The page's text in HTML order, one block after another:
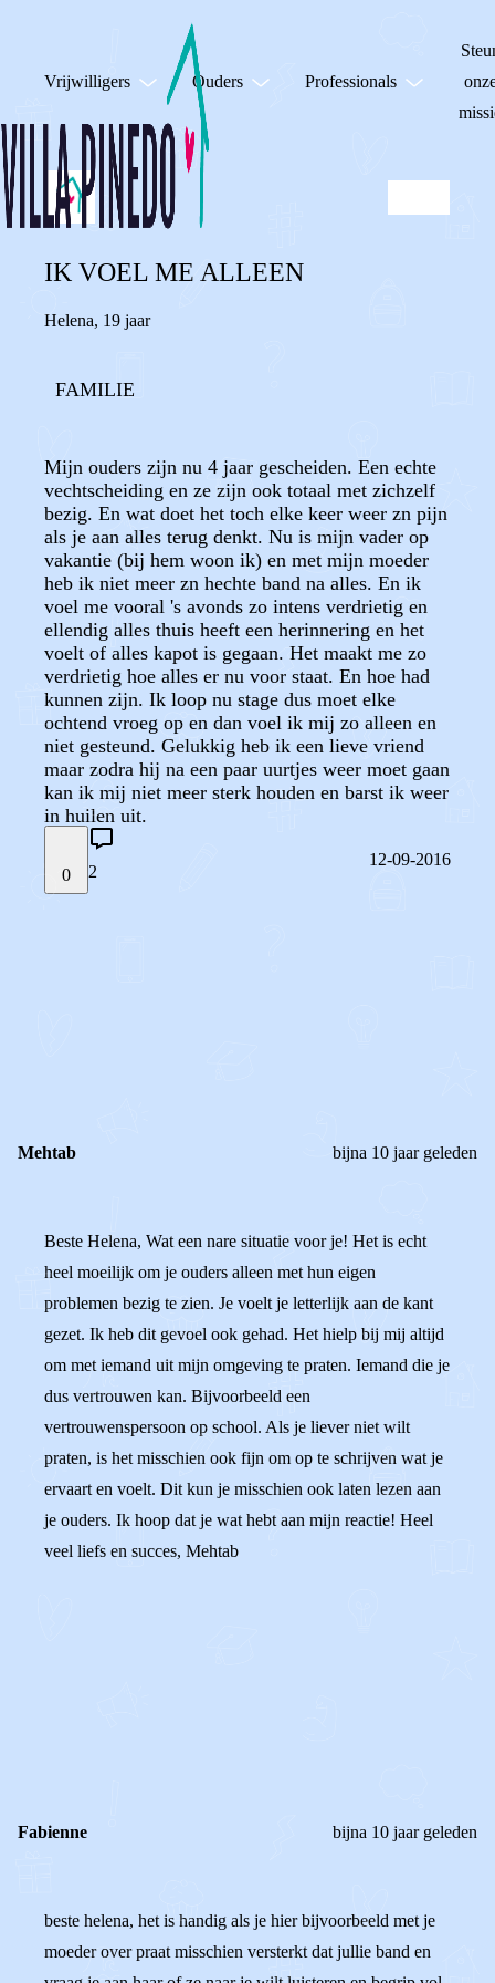
Vrijwilligers Ouders Professionals
IK VOEL ME ALLEEN
Helena, 19 jaar
FAMILIE
Mijn ouders zijn nu 4 jaar gescheiden. Een echte
vechtscheiding en ze zijn ook totaal met zichzelf
bezig. En wat doet het toch elke keer weer zn pijn
als je aan alles terug denkt. Nu is mijn vader op
vakantie (bij hem woon ik) en met mijn moeder
heb ik niet meer zn hechte band na alles. En ik
voel me vooral 's avonds zo intens verdrietig en
ellendig alles thuis heeft een herinnering en het
voelt of alles kapot is gegaan. Het maakt me zo
verdrietig hoe alles er nu voor staat. En hoe had
kunnen zijn. Ik loop nu stage dus moet elke
ochtend vroeg op en dan voel ik mij zo alleen en
niet gesteund. Gelukkig heb ik een lieve vriend
maar zodra hij na een paar uurtjes weer moet gaan
kan ik mij niet meer sterk houden en barst ik weer
in huilen uit.
0 2
12-09-2016
Mehtab bijna 10 jaar geleden
Beste Helena, Wat een nare situatie voor je! Het is echt
heel moeilijk om je ouders alleen met hun eigen
problemen bezig te zien. Je voelt je letterlijk aan de kant
gezet. Ik heb dit gevoel ook gehad. Het hielp bij mij altijd
om met iemand uit mijn omgeving te praten. Iemand die je
dus vertrouwen kan. Bijvoorbeeld een
vertrouwenspersoon op school. Als je liever niet wilt
praten, is het misschien ook fijn om op te schrijven wat je
ervaart en voelt. Dit kun je misschien ook laten lezen aan
je ouders. Ik hoop dat je wat hebt aan mijn reactie! Heel
veel liefs en succes, Mehtab
Fabienne bijna 10 jaar geleden
beste helena, het is handig als je hier bijvoorbeeld met je
moeder over praat misschien versterkt dat jullie band en